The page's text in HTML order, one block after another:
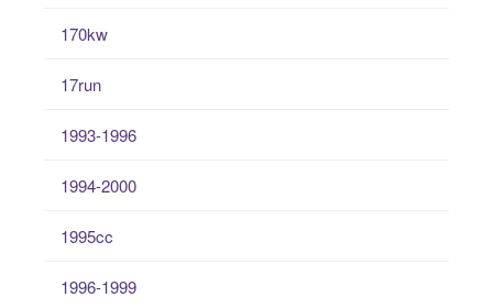
170kw
17run
1993-1996
1994-2000
1995cc
1996-1999